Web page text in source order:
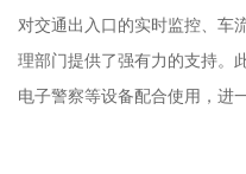
对交通出入口的实时监控、车
理部门提供了强有力的支持。
电子警察等设备配合使用，进